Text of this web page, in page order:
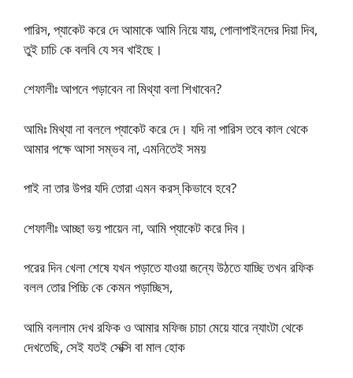
পারিস, প্যাকেট করে দে আমাকে আমি নিয়ে যায়, পোলাপাইনদের দিয়া দিব,
তুই চাচি কে বলবি যে সব খাইছে।
শেফালীঃ আপনে পড়াবেন না মিথ্যা বলা শিখাবেন?
আমিঃ মিথ্যা না বললে প্যাকেট করে দে। যদি না পারিস তবে কাল থেকে
আমার পক্ষে আসা সম্ভব না, এমনিতেই সময়
পাই না তার উপর যদি তোরা এমন করস্‌ কিভাবে হবে?
শেফালীঃ আচ্ছা ভয় পায়েন না, আমি প্যাকেট করে দিব।
পরের দিন খেলা শেষে যখন পড়াতে যাওয়া জন্যে উঠতে যাচ্ছি তখন রফিক
বলল তোর পিচ্চি কে কেমন পড়াচ্ছিস,
আমি বললাম দেখ রফিক ও আমার মফিজ চাচা মেয়ে যারে ন্যাংটা থেকে
দেখতেছি, সেই যতই সেক্সি বা মাল হোক